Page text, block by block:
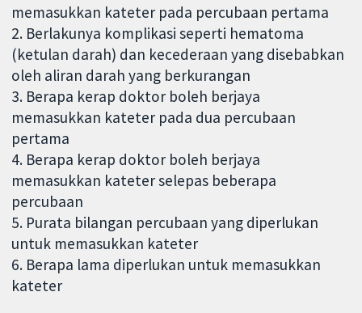
memasukkan kateter pada percubaan pertama
2. Berlakunya komplikasi seperti hematoma
(ketulan darah) dan kecederaan yang disebabkan
oleh aliran darah yang berkurangan
3. Berapa kerap doktor boleh berjaya
memasukkan kateter pada dua percubaan
pertama
4. Berapa kerap doktor boleh berjaya
memasukkan kateter selepas beberapa
percubaan
5. Purata bilangan percubaan yang diperlukan
untuk memasukkan kateter
6. Berapa lama diperlukan untuk memasukkan
kateter